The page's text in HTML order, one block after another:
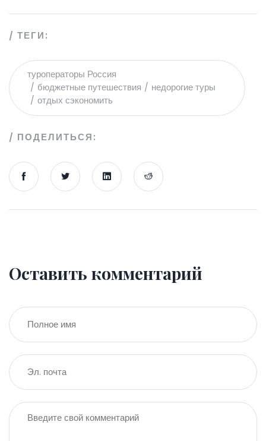
ТЕГИ:
туроператоры Россия
бюджетные путешествия
недорогие туры
отдых сэкономить
ПОДЕЛИТЬСЯ:
Оставить комментарий